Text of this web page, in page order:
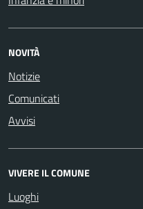
NOVITÀ
Notizie
Comunicati
Avvisi
VIVERE IL COMUNE
Luoghi